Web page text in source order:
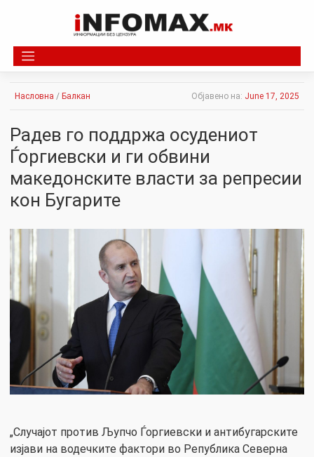
Насловна / Балкан Објавено на: June 17, 2025
Радев го поддржа осудениот
Ѓоргиевски и ги обвини
македонските власти за репресии
кон Бугарите
„Случајот против Љупчо Ѓоргиевски и антибугарските
изјави на водечките фактори во Република Северна